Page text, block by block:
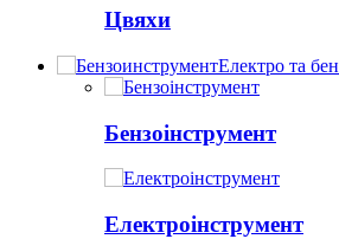
Цвяхи
Електро та
Бензоінструмент
Електроінструмент